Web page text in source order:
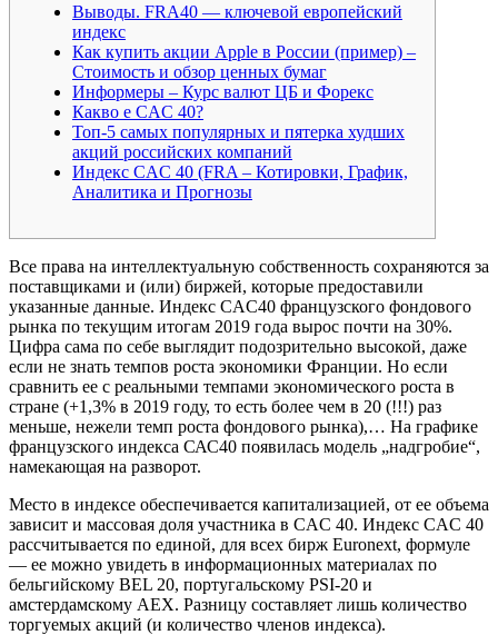
Выводы. FRA40 — ключевой европейский
индекс
Как купить акции Apple в России (пример) –
Стоимость и обзор ценных бумаг
Информеры – Курс валют ЦБ и Форекс
Какво е CAC 40?
Топ-5 самых популярных и пятерка худших
акций российских компаний
Индекс CAC 40 (FRA – Котировки, График,
Аналитика и Прогнозы
Все права на интеллектуальную собственность сохраняются за
поставщиками и (или) биржей, которые предоставили
указанные данные. Индекс CAC40 французского фондового
рынка по текущим итогам 2019 года вырос почти на 30%.
Цифра сама по себе выглядит подозрительно высокой, даже
если не знать темпов роста экономики Франции. Но если
сравнить ее с реальными темпами экономического роста в
стране (+1,3% в 2019 году, то есть более чем в 20 (!!!) раз
меньше, нежели темп роста фондового рынка),… На графике
французского индекса САС40 появилась модель „надгробие“,
намекающая на разворот.
Место в индексе обеспечивается капитализацией, от ее объема
зависит и массовая доля участника в CAC 40. Индекс CAC 40
рассчитывается по единой, для всех бирж Euronext, формуле
— ее можно увидеть в информационных материалах по
бельгийскому BEL 20, португальскому PSI-20 и
амстердамскому AEX. Разницу составляет лишь количество
торгуемых акций (и количество членов индекса).